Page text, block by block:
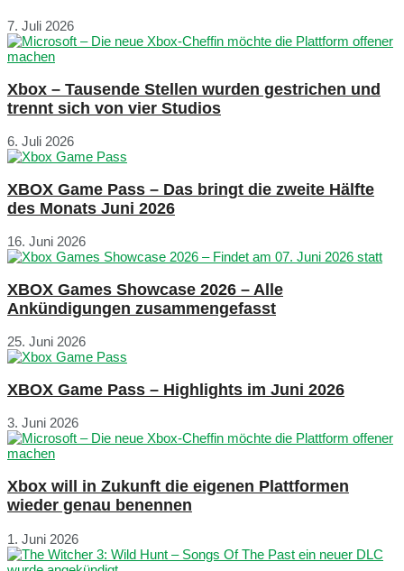
7. Juli 2026
Xbox – Tausende Stellen wurden gestrichen und
trennt sich von vier Studios
6. Juli 2026
XBOX Game Pass – Das bringt die zweite Hälfte
des Monats Juni 2026
16. Juni 2026
XBOX Games Showcase 2026 – Alle
Ankündigungen zusammengefasst
25. Juni 2026
XBOX Game Pass – Highlights im Juni 2026
3. Juni 2026
Xbox will in Zukunft die eigenen Plattformen
wieder genau benennen
1. Juni 2026